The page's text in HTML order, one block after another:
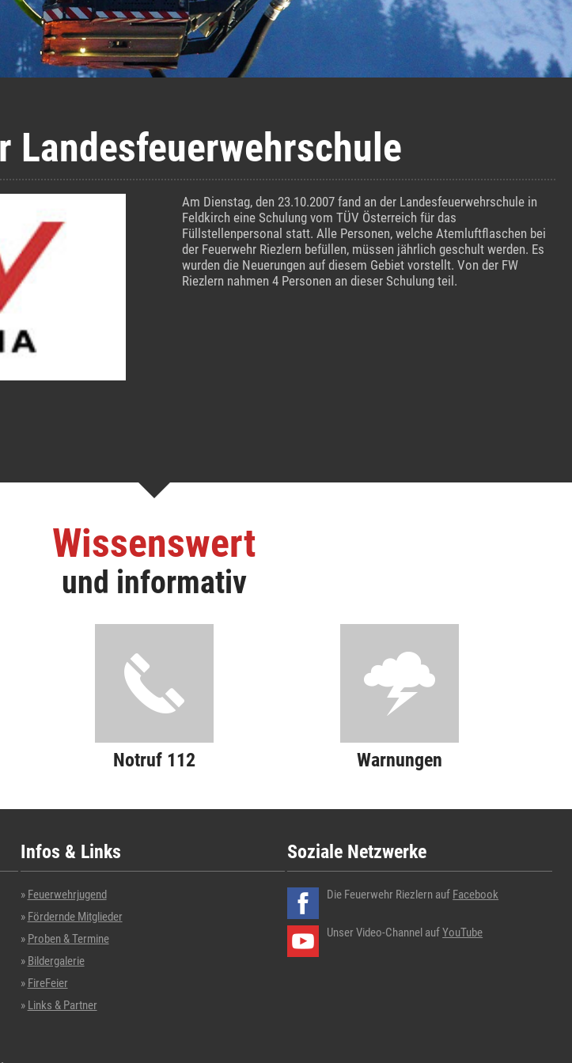
Landesfeuerwehrschule
Am Dienstag, den 23.10.2007 fand an der Landesfeuerwehrschule in
Feldkirch eine Schulung vom TÜV Österreich für das
Füllstellenpersonal statt. Alle Personen, welche Atemluftflaschen bei
der Feuerwehr Riezlern befüllen, müssen jährlich geschult werden. Es
wurden die Neuerungen auf diesem Gebiet vorstellt. Von der FW
Riezlern nahmen 4 Personen an dieser Schulung teil.
Wissenswert
und informativ
Notruf 112 Warnungen
Infos & Links
Feuerwehrjugend
Fördernde Mitglieder
Proben & Termine
Bildergalerie
FireFeier
Links & Partner
Soziale Netzwerke
Die Feuerwehr Riezlern auf Facebook
Unser Video-Channel aufYouTube